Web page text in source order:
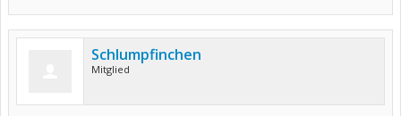
Schlumpfinchen
Mitglied